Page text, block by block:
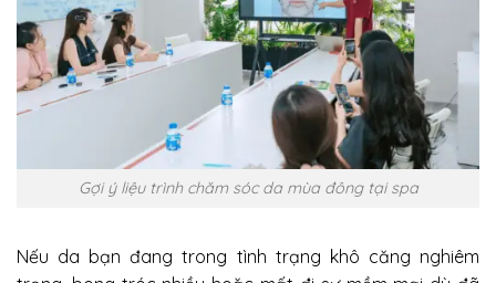
Gợi ý liệu trình chăm sóc da mùa đông tại spa
Nếu da bạn đang trong tình trạng khô căng nghiêm